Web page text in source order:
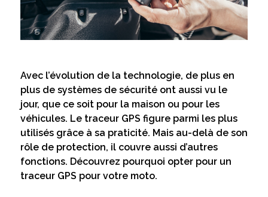
Avec l’évolution de la technologie, de plus en
plus de systèmes de sécurité ont aussi vu le
jour, que ce soit pour la maison ou pour les
véhicules. Le traceur GPS figure parmi les plus
utilisés grâce à sa praticité. Mais au-delà de son
rôle de protection, il couvre aussi d’autres
fonctions. Découvrez pourquoi opter pour un
traceur GPS pour votre moto.